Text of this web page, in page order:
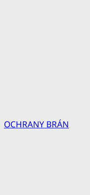
OCHRANY BRÁN